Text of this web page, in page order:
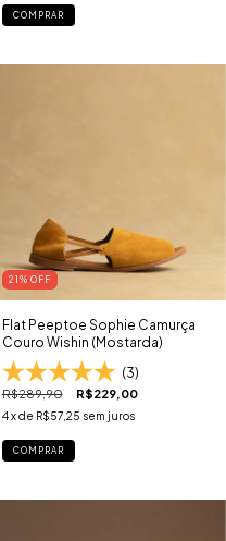
COMPRAR
21 % OFF
Flat Peeptoe Sophie Camurça
Couro Wishin (Mostarda)
(3)
R$289,90 R$229,00
4 x de R$57,25 sem juros
COMPRAR